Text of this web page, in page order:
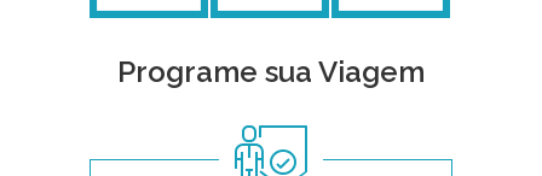
Programe sua Viagem